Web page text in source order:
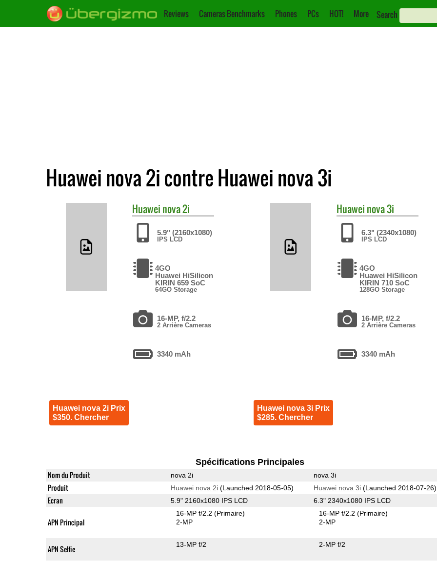
Reviews Cameras Benchmarks Phones PCs HOT! More Search
Huawei nova 2i contre Huawei nova 3i
Huawei nova 2i
5.9" (2160x1080)
IPS LCD
4GO
Huawei HiSilicon
KIRIN 659 SoC
64GO Storage
16-MP, f/2.2
2 Arrière Cameras
3340 mAh
Huawei nova 2i Prix
$350. Chercher
Huawei nova 3i
6.3" (2340x1080)
IPS LCD
4GO
Huawei HiSilicon
KIRIN 710 SoC
128GO Storage
16-MP, f/2.2
2 Arrière Cameras
3340 mAh
Huawei nova 3i Prix
$285. Chercher
Spécifications Principales
Nom du Produit nova 2i nova 3i
Produit Huawei nova 2i(Launched 2018-05-05) Huawei nova 3i(Launched 2018-07-26)
Ecran 5.9" 2160x1080 IPS LCD 6.3" 2340x1080 IPS LCD
APN Principal
16-MP f/2.2(Primaire)
2-MP
16-MP f/2.2(Primaire)
2-MP
APN Selfie 13-MP f/2 2-MP f/2